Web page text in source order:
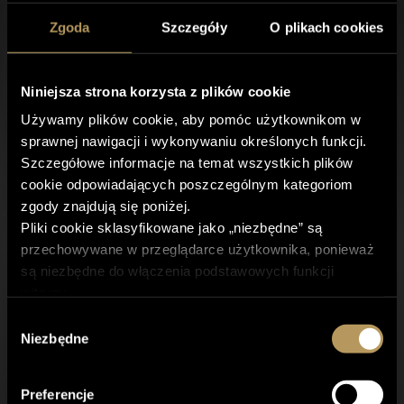
Zgoda Szczegóły O plikach cookies
Niniejsza strona korzysta z plików cookie
Używamy plików cookie, aby pomóc użytkownikom w
sprawnej nawigacji i wykonywaniu określonych funkcji.
Szczegółowe informacje na temat wszystkich plików
cookie odpowiadających poszczególnym kategoriom
zgody znajdują się poniżej.
Pliki cookie sklasyfikowane jako „niezbędne” są
przechowywane w przeglądarce użytkownika, ponieważ
są niezbędne do włączenia podstawowych funkcji
pomagają nam analizować sposób korzystania ze strony
przez użytkowników, a także przechowywać preferencje
użytkownika oraz dostarczać mu istotnych dla niego
treści i reklam. Tego typu pliki cookie będą
zgody
Niezbędne
Preferencje
ROZMOWĘ
INSTAGRAM